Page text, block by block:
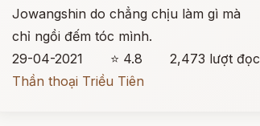
Jowangshin do chẳng chịu làm gì mà
chỉ ngồi đếm tóc mình.
29-04-2021
⭐ 4.8
2,473 lượt đọc
Thần thoại Triều Tiên